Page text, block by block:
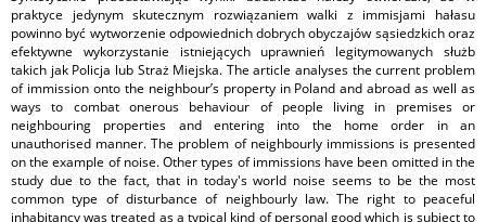
praktyce jedynym skutecznym rozwiązaniem walki z immisjami hałasu
powinno być wytworzenie odpowiednich dobrych obyczajów sąsiedzkich oraz
efektywne wykorzystanie istniejących uprawnień legitymowanych służb
takich jak Policja lub Straż Miejska. The article analyses the current problem
of immission onto the neighbour’s property in Poland and abroad as well as
ways to combat onerous behaviour of people living in premises or
neighbouring properties and entering into the home order in an
unauthorised manner. The problem of neighbourly immissions is presented
on the example of noise. Other types of immissions have been omitted in the
study due to the fact, that in today's world noise seems to be the most
common type of disturbance of neighbourly law. The right to peaceful
inhabitancy was treated as a typical kind of personal good which is subject to